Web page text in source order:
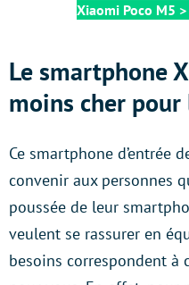
Xiaomi Poco M5
Le smartphone
moins cher
Ce smartphone d’entrée
convenir aux personnes
poussée de leur
veulent se rassurer en
besoins correspondent à